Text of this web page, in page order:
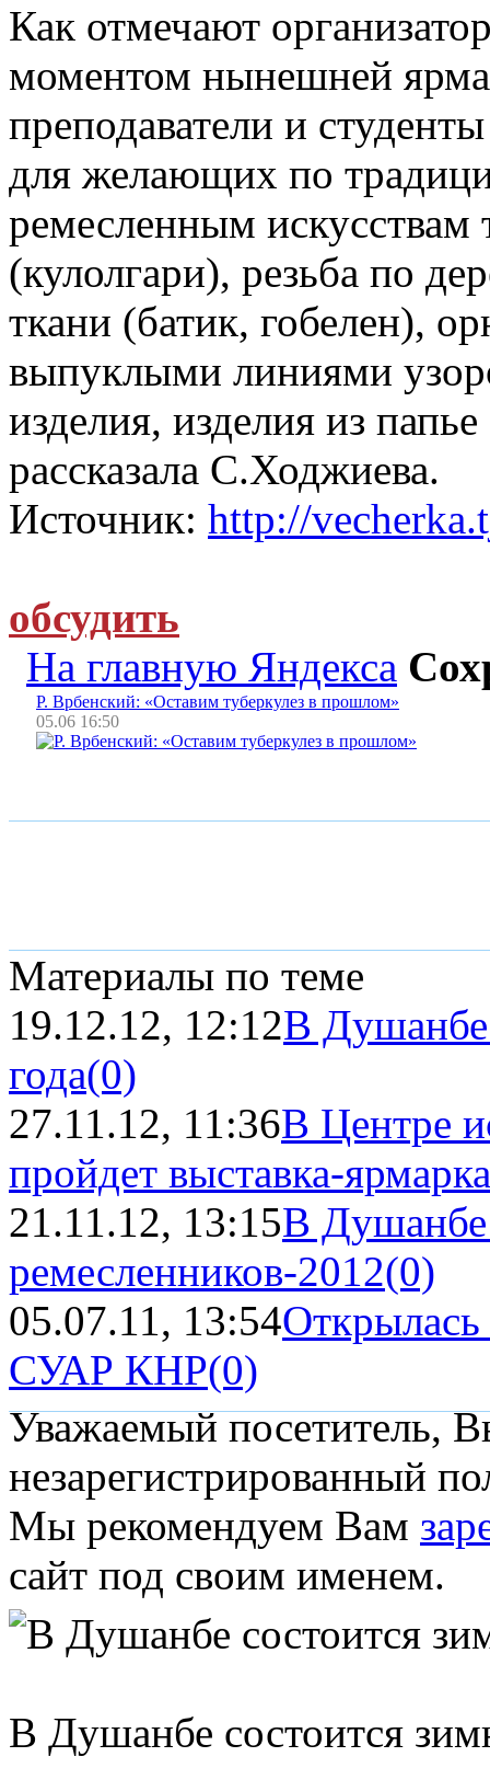
Как отмечают
моментом нынешней
преподаватели и
для желающих по
ремесленным искусствам
(кулолгари), резьба по
ткани (батик, гобелен),
выпуклыми линиями
изделия, изделия из
рассказала С.Ходжиева.
Источник: http://
обсудить
На главную Яндекса
Р. Врбенский: «Оставим туберкулез в прошлом»
05.06 16:50
Материалы по теме
19.12.12, 12:12В Душанбе
года(0)
27.11.12, 11:36В Центре
пройдет выставка-
21.11.12, 13:15В Душанбе
ремесленников-2012(0)
05.07.11, 13:54Открылась
СУАР КНР(0)
Уважаемый посетитель,
незарегистрированный
Мы рекомендуем Вам
сайт под своим именем.
В Душанбе состоится